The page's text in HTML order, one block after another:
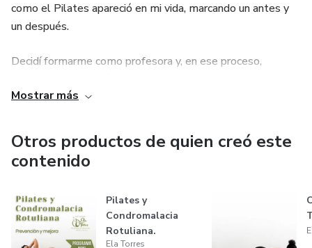
como el Pilates apareció en mi vida, marcando un antes y
un después.
Decidí formarme como profesora y, en ese proceso,
Arquitectura Técnica: tanto en Pilates como en
soporte. Esta mirada me permite ofrecer una enseñanza
precisa, detallada y consciente.
mi propio estudio. Desde entonces, he seguido
profundizando en el método auténtico, formándome en
Uno Pilates Method, una escuela de prestigio dedicada a
Mostrar más
Otros productos de quien creó este
contenido
Pilates y
Condromalacia
Rotuliana.
Ela Torres